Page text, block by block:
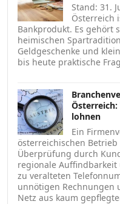
Stand: 31.
Österreich
Bankprodukt. Es gehört
heimischen
Geldgeschenke und
bis heute praktische
lohnen
Ein
österreichischen
Überprüfung durch
regionale Auffindbarkeit
zu veralteten
unnötigen Rechnungen
Netz aus kaum